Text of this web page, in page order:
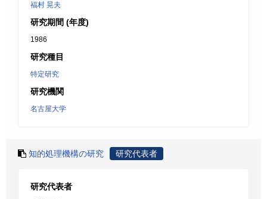
福村 晃夫
研究期間 (年度)
1986
研究種目
特定研究
研究機関
名古屋大学
知的処理機構の研究 研究代表者
研究代表者